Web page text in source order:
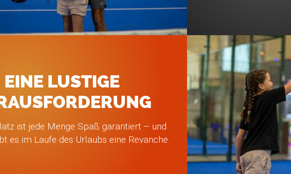
EINE LUSTIGE
ist jede Menge Spaß garantiert – und
es im Laufe des Urlaubs eine Revanche.